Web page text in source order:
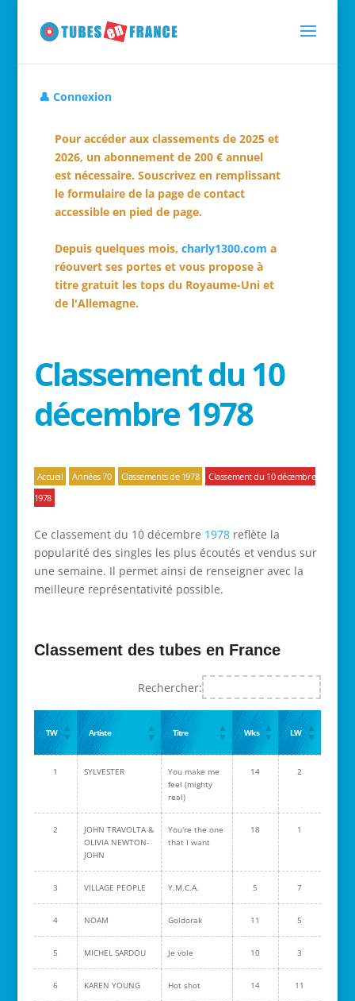
👤 Connexion
Pour accéder aux classements de 2025 et
2026, un abonnement de 200 € annuel
est nécessaire. Souscrivez en remplissant
le formulaire de la page de contact
accessible en pied de page.
Depuis quelques mois, charly1300.com a
réouvert ses portes et vous propose à
titre gratuit les tops du Royaume-Uni et
de l'Allemagne.
Classement du 10
décembre 1978
Accueil Années 70 Classements de 1978
Classement du 10 décembre
1978
Ce classement du 10 décembre 1978reflète la
popularité des singles les plus écoutés et vendus sur
une semaine. Il permet ainsi de renseigner avec la
meilleure représentativité possible.
Classement des tubes en France
Rechercher:
TW Artiste Titre Wks LW
1 SYLVESTER
You make me
feel (mighty
real)
14 2
2
JOHN TRAVOLTA &
OLIVIA NEWTON-
JOHN
You're the one
that I want
18 1
3 VILLAGE PEOPLE Y.M.C.A. 5 7
4 NOAM Goldorak 11 5
5 MICHEL SARDOU Je vole 10 3
6 KAREN YOUNG Hot shot 14 11